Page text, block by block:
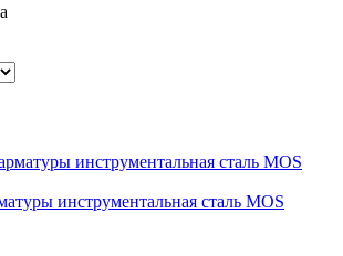
инструментальная сталь MOS